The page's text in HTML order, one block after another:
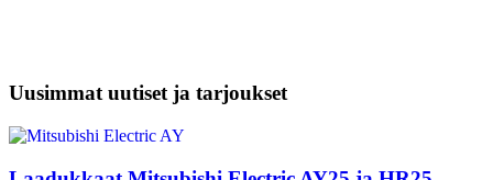
Uusimmat uutiset ja tarjoukset